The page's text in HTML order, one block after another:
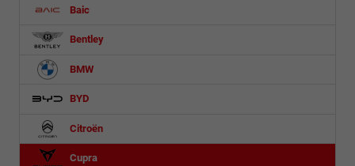
Baic
Bentley
BMW
BYD
Citroën
Cupra